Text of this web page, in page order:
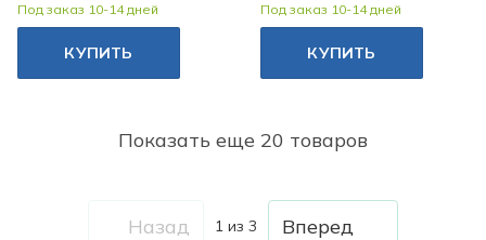
Под заказ 10-14 дней
КУПИТЬ
Под заказ 10-14 дней
КУПИТЬ
Показать еще 20 товаров
Назад 1 из 3 Вперед